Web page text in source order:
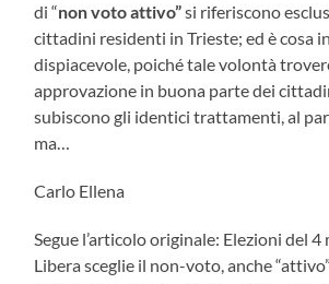
di “non voto attivo”si riferiscono
cittadini residenti in Trieste; ed è cosa
dispiacevole, poiché tale volontà
approvazione in buona parte dei
subiscono gli identici trattamenti, al
ma…
Carlo Ellena
Segue l’articolo originale: Elezioni del 4
Libera sceglie il non-voto, anche